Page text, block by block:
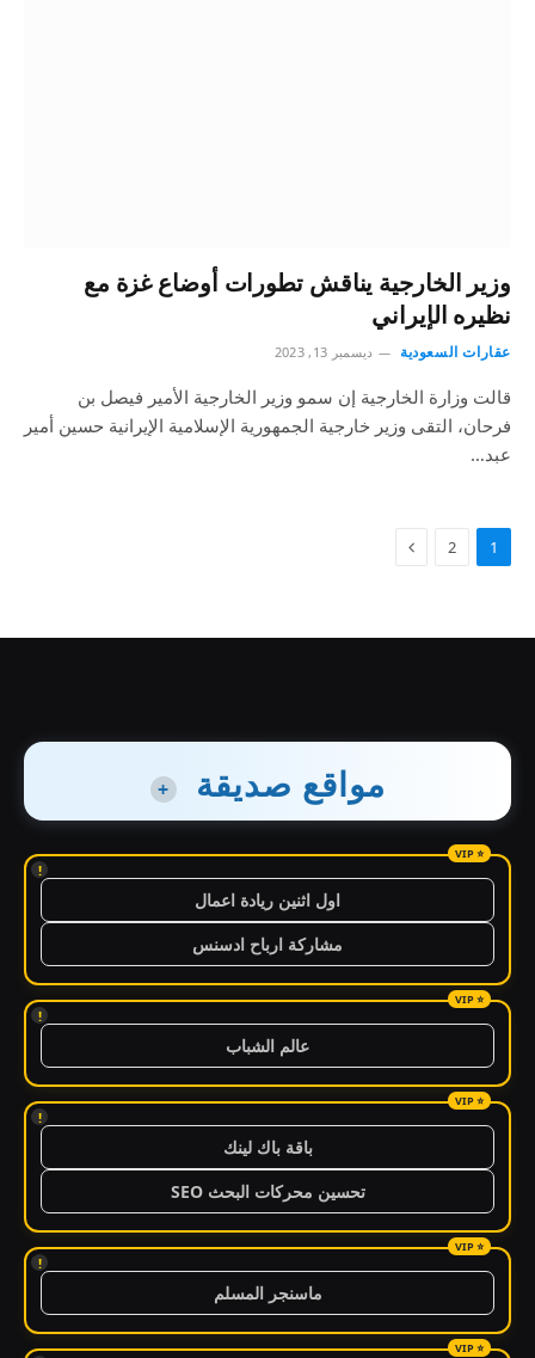
وزير الخارجية يناقش تطورات أوضاع غزة مع
نظيره الإيراني
عقارات السعودية ديسمبر 13, 2023
قالت وزارة الخارجية إن سمو وزير الخارجية الأمير فيصل بن
فرحان، التقى وزير خارجية الجمهورية الإسلامية الإيرانية حسين أمير
عبد…
1
2
مواقع صديقة +
!
اول اثنين ريادة اعمال
مشاركة ارباح ادسنس
!
عالم الشباب
!
باقة باك لينك
تحسين محركات البحث SEO
!
ماسنجر المسلم